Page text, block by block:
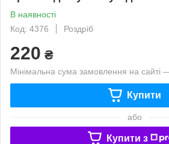
В наявності
Код: 4376
Роздріб
220 ₴
Мінімальна сума замовлення на сайті
Купити
або
Купити з